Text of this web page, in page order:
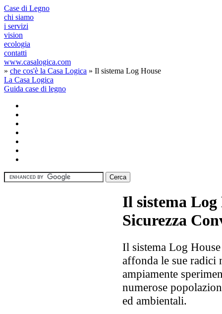
Case di Legno
chi siamo
i servizi
vision
ecologia
contatti
www.casalogica.com
» che cos'è la Casa Logica » Il sistema Log House
La Casa Logica
Guida case di legno
Il sistema Log
Sicurezza
Il sistema Log
affonda le sue radici
ampiamente
numerose
ed ambientali.